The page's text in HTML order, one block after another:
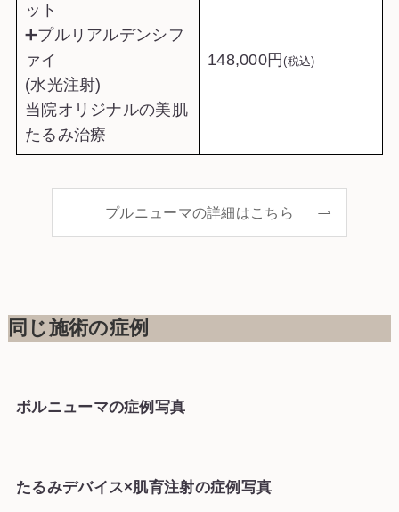
ット
➕プルリアルデンシフ
ァイ
(水光注射)
当院オリジナルの美肌
たるみ治療
148,000円(税込)
プルニューマの詳細はこちら
同じ施術の症例
ボルニューマの症例写真
たるみデバイス×肌育注射の症例写真